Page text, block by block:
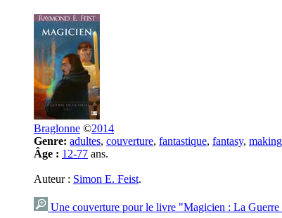
Braglonne ©2014
Genre: adultes, couverture, fantastique, fantasy,
Âge : 12-77 ans.
Auteur : Simon E. Feist.
Une couverture pour le livre "Magicien : La